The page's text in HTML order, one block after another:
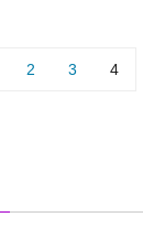
2 3 4